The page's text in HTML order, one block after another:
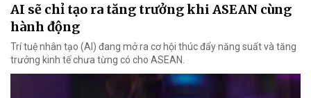
AI sẽ chỉ tạo ra tăng trưởng khi ASEAN cùng
hành động
Trí tuệ nhân tạo (AI) đang mở ra cơ hội thúc đẩy năng suất và tăng
trưởng kinh tế chưa từng có cho ASEAN.